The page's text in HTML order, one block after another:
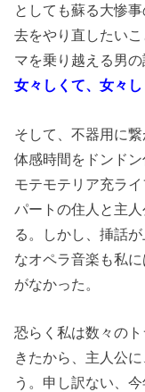
としても蘇る大惨
去をやり直したい
マを乗り越える男
女々しくて、女々
そして、不器用に
体感時間をドンド
モテモテリア充ラ
パートの住人と主
る。しかし、挿話
なオペラ音楽も私
がなかった。
恐らく私は数々の
きたから、主人公
う。申し訳ない、